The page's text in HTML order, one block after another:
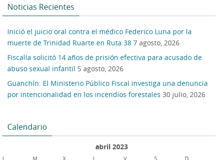
Noticias Recientes
Inició el juicio oral contra el médico Federico Luna por la
muerte de Trinidad Ruarte en Ruta 38 7 agosto, 2026
Fiscalía solicitó 14 años de prisión efectiva para acusado de
abuso sexual infantil 5 agosto, 2026
Guanchín: El Ministerio Público Fiscal investiga una denuncia
por intencionalidad en los incendios forestales 30 julio, 2026
Calendario
abril 2023
L M X J V S D